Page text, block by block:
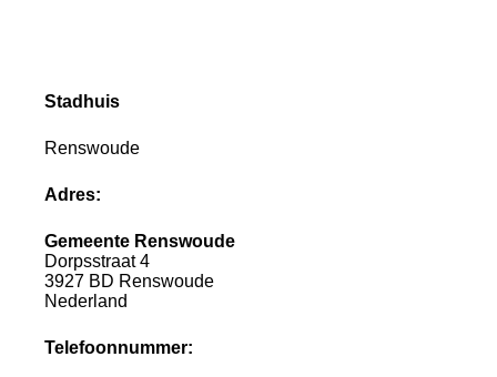
Stadhuis
Renswoude
Adres:
Gemeente Renswoude
Dorpsstraat 4
3927 BD Renswoude
Nederland
Telefoonnummer: